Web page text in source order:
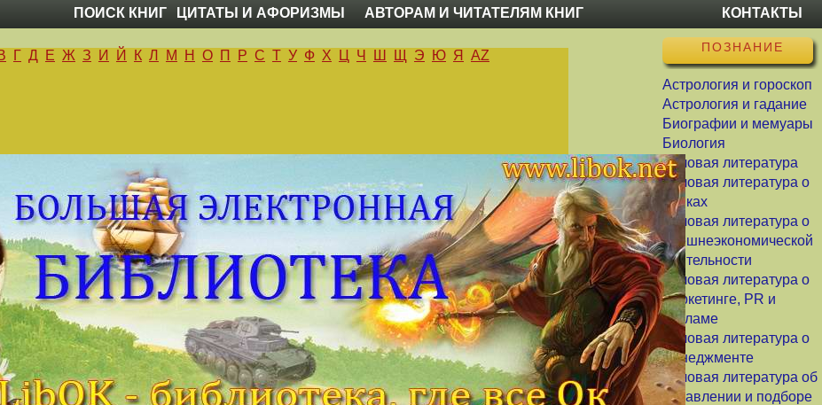
ПОИСК КНИГ ЦИТАТЫ И АФОРИЗМЫ АВТОРАМ И ЧИТАТЕЛЯМ КНИГ КОНТАКТЫ
ПОЗНАНИЕ
Астрология и гороскоп
Астрология и гадание
Биографии и мемуары
Биология
Деловая литература
Деловая литература о
банках
Деловая литература о
внешнеэкономической
деятельности
Деловая литература о
маркетинге, PR и
рекламе
Деловая литература о
менеджменте
Деловая литература об
управлении и подборе
Г Д Е Ж З И Й К Л М Н О П Р С Т У Ф Х Ц Ч Ш Щ Э Ю Я AZ